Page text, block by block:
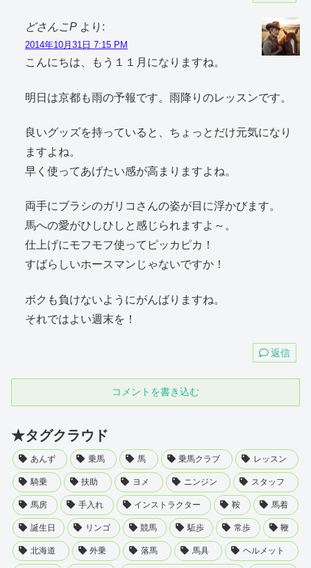
どさんこP より:
2014年10月31日 7:15 PM
こんにちは、もう１１月になりますね。
明日は京都も雨の予報です。雨降りのレッスンです。
良いグッズを持っていると、ちょっとだけ元気になり
ますよね。
早く使ってあげたい感が高まりますよね。
両手にブラシのガリコさんの姿が目に浮かびます。
馬への愛がひしひしと感じられますよ～。
仕上げにモフモフ使ってピッカピカ！
すばらしいホースマンじゃないですか！
ボクも負けないようにがんばりますね。
それではよい週末を！
返信
コメントを書き込む
★タグクラウド
あんず 乗馬 馬 乗馬クラブ レッスン
騎乗 扶助 ヨメ ニンジン スタッフ
馬房 手入れ インストラクター 鞍 馬着
誕生日 リンゴ 競馬 駈歩 常歩 鞭
北海道 外乗 落馬 馬具 ヘルメット